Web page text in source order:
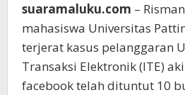
suaramaluku.com –
mahasiswa Universitas
terjerat kasus pelanggaran
Transaksi Elektronik (ITE)
facebook telah dituntut 10